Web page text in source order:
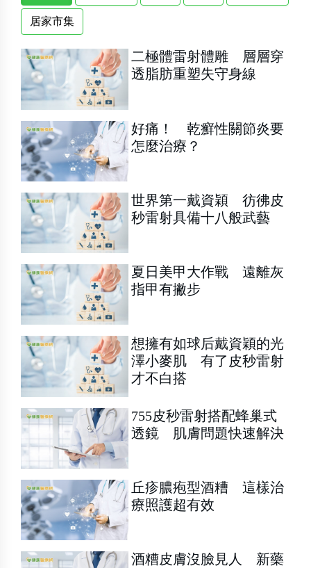
居家市集
二極體雷射體雕 層層穿
透脂肪重塑失守身線
好痛！ 乾癬性關節炎要
怎麼治療？
世界第一戴資穎 彷彿皮
秒雷射具備十八般武藝
夏日美甲大作戰 遠離灰
指甲有撇步
想擁有如球后戴資穎的光
澤小麥肌 有了皮秒雷射
才不白搭
755皮秒雷射搭配蜂巢式
透鏡 肌膚問題快速解決
丘疹膿疱型酒糟 這樣治
療照護超有效
酒糟皮膚沒臉見人 新藥